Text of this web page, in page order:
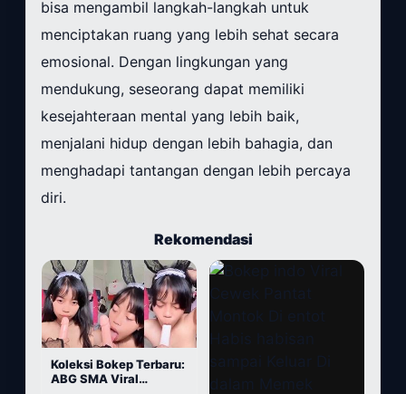
bisa mengambil langkah-langkah untuk
menciptakan ruang yang lebih sehat secara
emosional. Dengan lingkungan yang
mendukung, seseorang dapat memiliki
kesejahteraan mental yang lebih baik,
menjalani hidup dengan lebih bahagia, dan
menghadapi tantangan dengan lebih percaya
diri.
Rekomendasi
Koleksi Bokep Terbaru:
ABG SMA Viral